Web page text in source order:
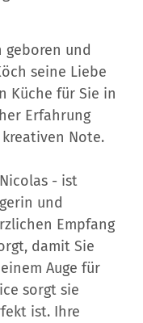
geboren und
seine Liebe
Küche für Sie in
Erfahrung
Note.
- ist
und
Empfang
damit Sie
Auge für
sorgt sie
ist. Ihre